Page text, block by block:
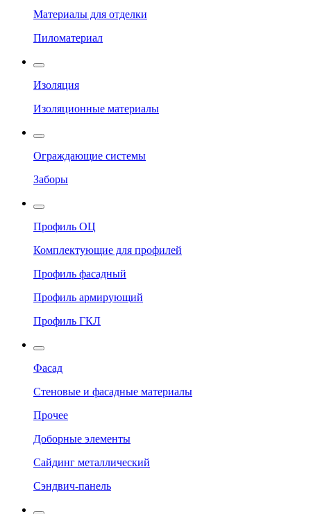
Материалы для отделки
Пиломатериал
Изоляция
Изоляционные материалы
Ограждающие системы
Заборы
Профиль ОЦ
Комплектующие для профилей
Профиль фасадный
Профиль армирующий
Профиль ГКЛ
Фасад
Стеновые и фасадные материалы
Прочее
Доборные элементы
Сайдинг металлический
Сэндвич-панель